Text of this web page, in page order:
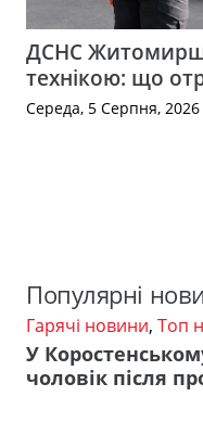
ДСНС
технікою: що
Середа, 5 Серпня, 2026
Популярні
Гарячі новини, Топ
У
чоловік після